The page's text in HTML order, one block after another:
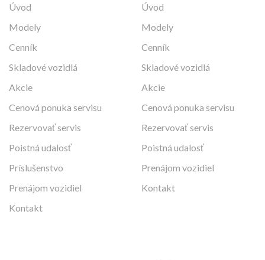
Úvod
Modely
Cenník
Skladové vozidlá
Akcie
Cenová ponuka servisu
Rezervovať servis
Poistná udalosť
Príslušenstvo
Prenájom vozidiel
Kontakt
Úvod
Modely
Cenník
Skladové vozidlá
Akcie
Cenová ponuka servisu
Rezervovať servis
Poistná udalosť
Prenájom vozidiel
Kontakt